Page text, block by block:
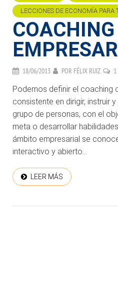
LECCIONES DE ECONOMÍA PARA
COACHING
18/06/2013 POR FÉLIX RUIZ
Podemos definir el coaching
consistente en dirigir, instruir
grupo de personas, con el
meta o desarrollar
ámbito empresarial se
interactivo y abierto...
LEER MÁS